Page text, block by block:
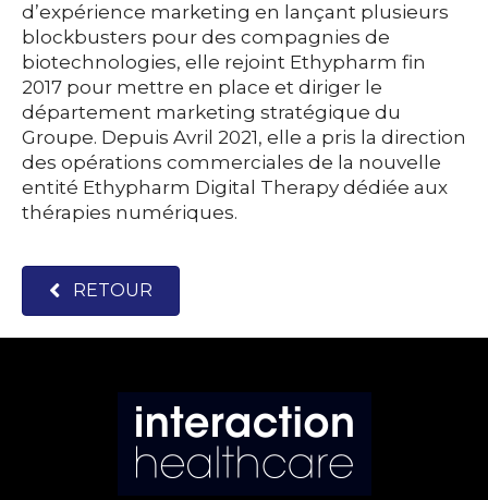
d’expérience marketing en lançant plusieurs
blockbusters pour des compagnies de
biotechnologies, elle rejoint Ethypharm fin
2017 pour mettre en place et diriger le
département marketing stratégique du
Groupe. Depuis Avril 2021, elle a pris la direction
des opérations commerciales de la nouvelle
entité Ethypharm Digital Therapy dédiée aux
thérapies numériques.
RETOUR